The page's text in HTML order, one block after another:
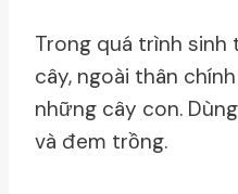
Trong quá trình
cây, ngoài thân
những cây con.
và đem trồng.